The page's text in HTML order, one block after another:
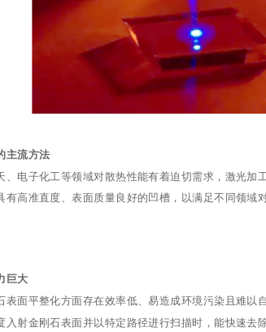
主流方法
、电子化工等领域对散热性能有着迫切需求，激光加
高准直度、表面质量良好的凹槽，以满足不同领域
巨大
表面平整化方面存在效率低、易造成环境污染且难以
入射金刚石表面并以特定路径进行扫描时，能快速去